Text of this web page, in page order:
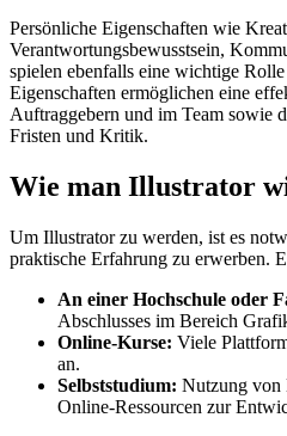
Persönliche Eigenschaften wie
Verantwortungsbewusstsein,
spielen ebenfalls eine wichtige
Eigenschaften ermöglichen eine
Auftraggebern und im Team sowie
Fristen und Kritik.
Wie man Illustrator
Um Illustrator zu werden, ist es
praktische Erfahrung zu erwerben.
An einer Hochschule oder
Abschlusses im Bereich
Online-Kurse: Viele
an.
Selbststudium: Nutzung von
Online-Ressourcen zur